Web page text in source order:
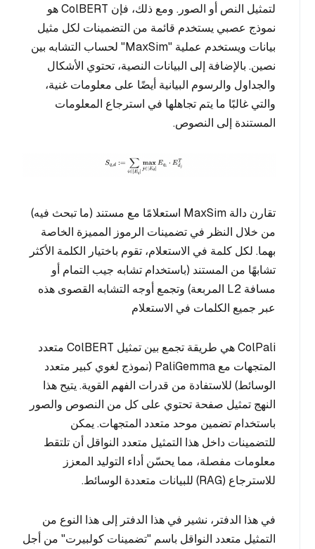
لتمثيل النص أو الصور. ومع ذلك، فإن ColBERT هو
نموذج عصبي يستخدم قائمة من التضمينات لكل مثيل
بيانات ويستخدم عملية "MaxSim" لحساب التشابه بين
نصين. بالإضافة إلى البيانات النصية، تحتوي الأشكال
والجداول والرسوم البيانية أيضًا على معلومات غنية،
والتي غالبًا ما يتم تجاهلها في استرجاع المعلومات
المستندة إلى النصوص.
تقارن دالة MaxSim استعلامًا مع مستند (ما تبحث فيه)
من خلال النظر في تضمينات الرموز المميزة الخاصة
بهما. لكل كلمة في الاستعلام، تقوم باختيار الكلمة الأكثر
تشابهًا من المستند (باستخدام تشابه جيب التمام أو
مسافة L2 المربعة) وتجمع أوجه التشابه القصوى هذه
عبر جميع الكلمات في الاستعلام
ColPali هي طريقة تجمع بين تمثيل ColBERT متعدد
المتجهات مع PaliGemma (نموذج لغوي كبير متعدد
الوسائط) للاستفادة من قدرات الفهم القوية. يتيح هذا
النهج تمثيل صفحة تحتوي على كل من النصوص والصور
باستخدام تضمين موحد متعدد المتجهات. يمكن
للتضمينات داخل هذا التمثيل متعدد النواقل أن تلتقط
معلومات مفصلة، مما يحسّن أداء التوليد المعزز
للاسترجاع (RAG) للبيانات متعددة الوسائط.
في هذا الدفتر، نشير في هذا الدفتر إلى هذا النوع من
التمثيل متعدد النواقل باسم "تضمينات كولبيرت" من أجل